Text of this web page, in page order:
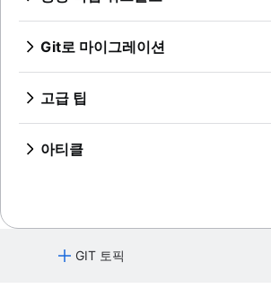
git rm
git reflog
동기화(git remote)
개요
git fetch
풀 리퀘스트 만들기
브랜치 사용(Git branch)
Git 체크아웃
워크플로우 비교
Git로 마이그레이션
SVN에서 Git까지, 마이그레이
SVN에서 Git으로 마이그레이션
개요
마이그레이션
Perforce부터 Git까지 - 변화
Perforce에서 Git으로 마이그레
고급 팁
개요
병합과 기준 재지정(rebase) 비
참조 및 Reflog
Git submodules
아티클
칭 모델을 선택한 이유
GIT 토픽